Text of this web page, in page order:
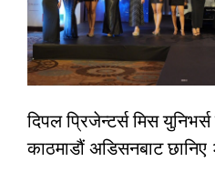
दिपल प्रिजेन्टर्स मिस
काठमाडौं अडिसनबाट छानिए